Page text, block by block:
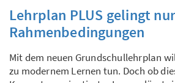
Lehrplan PLUS gelingt
Rahmenbedingungen
Mit dem neuen Grundschullehrplan
zu modernem Lernen tun. Doch ob